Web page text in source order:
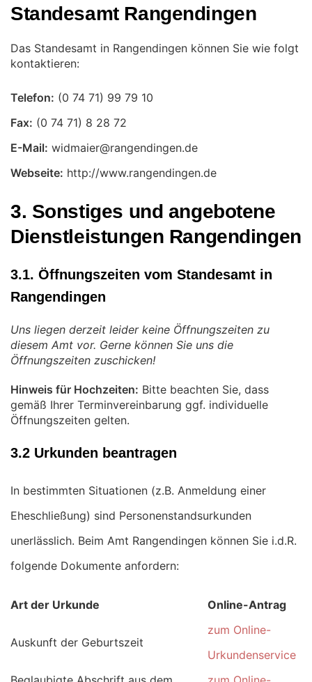
Standesamt Rangendingen
Das Standesamt in Rangendingen können Sie wie folgt
kontaktieren:
Telefon:
Fax:
E-Mail:
Webseite: http://www.rangendingen.de
3. Sonstiges und angebotene
Dienstleistungen Rangendingen
3.1. Öffnungszeiten vom Standesamt in
Rangendingen
Uns liegen derzeit leider keine Öffnungszeiten zu
diesem Amt vor. Gerne können Sie uns die
Öffnungszeiten zuschicken!
Hinweis für Hochzeiten: Bitte beachten Sie, dass
gemäß Ihrer Terminvereinbarung ggf. individuelle
Öffnungszeiten gelten.
3.2 Urkunden beantragen
In bestimmten Situationen (z.B. Anmeldung einer
Eheschließung) sind Personenstandsurkunden
unerlässlich. Beim Amt Rangendingen können Sie i.d.R.
folgende Dokumente anfordern:
Art der Urkunde Online-Antrag
Auskunft der Geburtszeit
zum Online-
Urkundenservice